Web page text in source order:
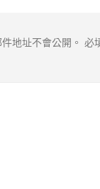
地址不會公開。 必